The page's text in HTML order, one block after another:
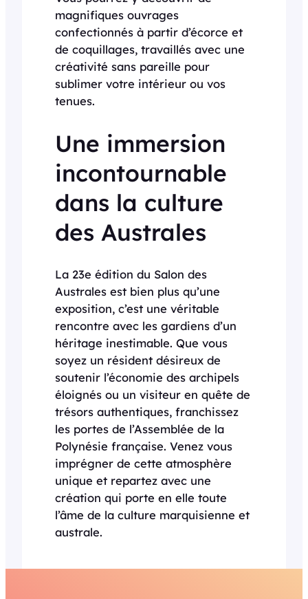
magnifiques ouvrages
confectionnés à partir d’écorce et
de coquillages, travaillés avec une
créativité sans pareille pour
sublimer votre intérieur ou vos
tenues.
Une immersion
incontournable
dans la culture
des Australes
La 23e édition du Salon des
Australes est bien plus qu’une
exposition, c’est une véritable
rencontre avec les gardiens d’un
héritage inestimable. Que vous
soyez un résident désireux de
soutenir l’économie des archipels
éloignés ou un visiteur en quête de
trésors authentiques, franchissez
les portes de l’Assemblée de la
Polynésie française. Venez vous
imprégner de cette atmosphère
unique et repartez avec une
création qui porte en elle toute
l’âme de la culture marquisienne et
australe.